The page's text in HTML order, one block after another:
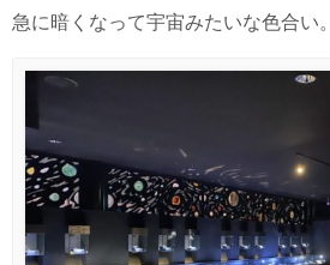
急に暗くなって宇宙みたいな色合い。